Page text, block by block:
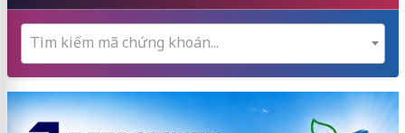
Tìm kiếm mã chứng khoán...